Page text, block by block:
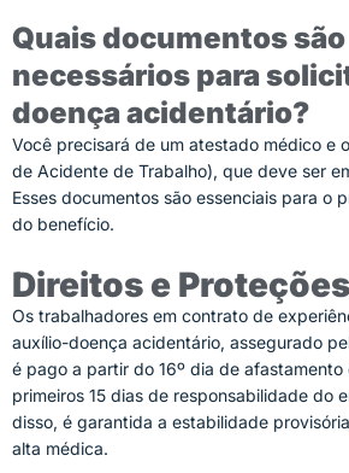
Quais documentos são
necessários para
doença acidentário?
Você precisará de um atestado médico e
de Acidente de Trabalho), que deve ser
Esses documentos são essenciais para o
do benefício.
Direitos e Proteções
Os trabalhadores em contrato de
auxílio-doença acidentário, assegurado
é pago a partir do 16º dia de
primeiros 15 dias de responsabilidade do
disso, é garantida a estabilidade
alta médica.